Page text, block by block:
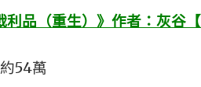
利品（重生）》作者：灰谷
54萬